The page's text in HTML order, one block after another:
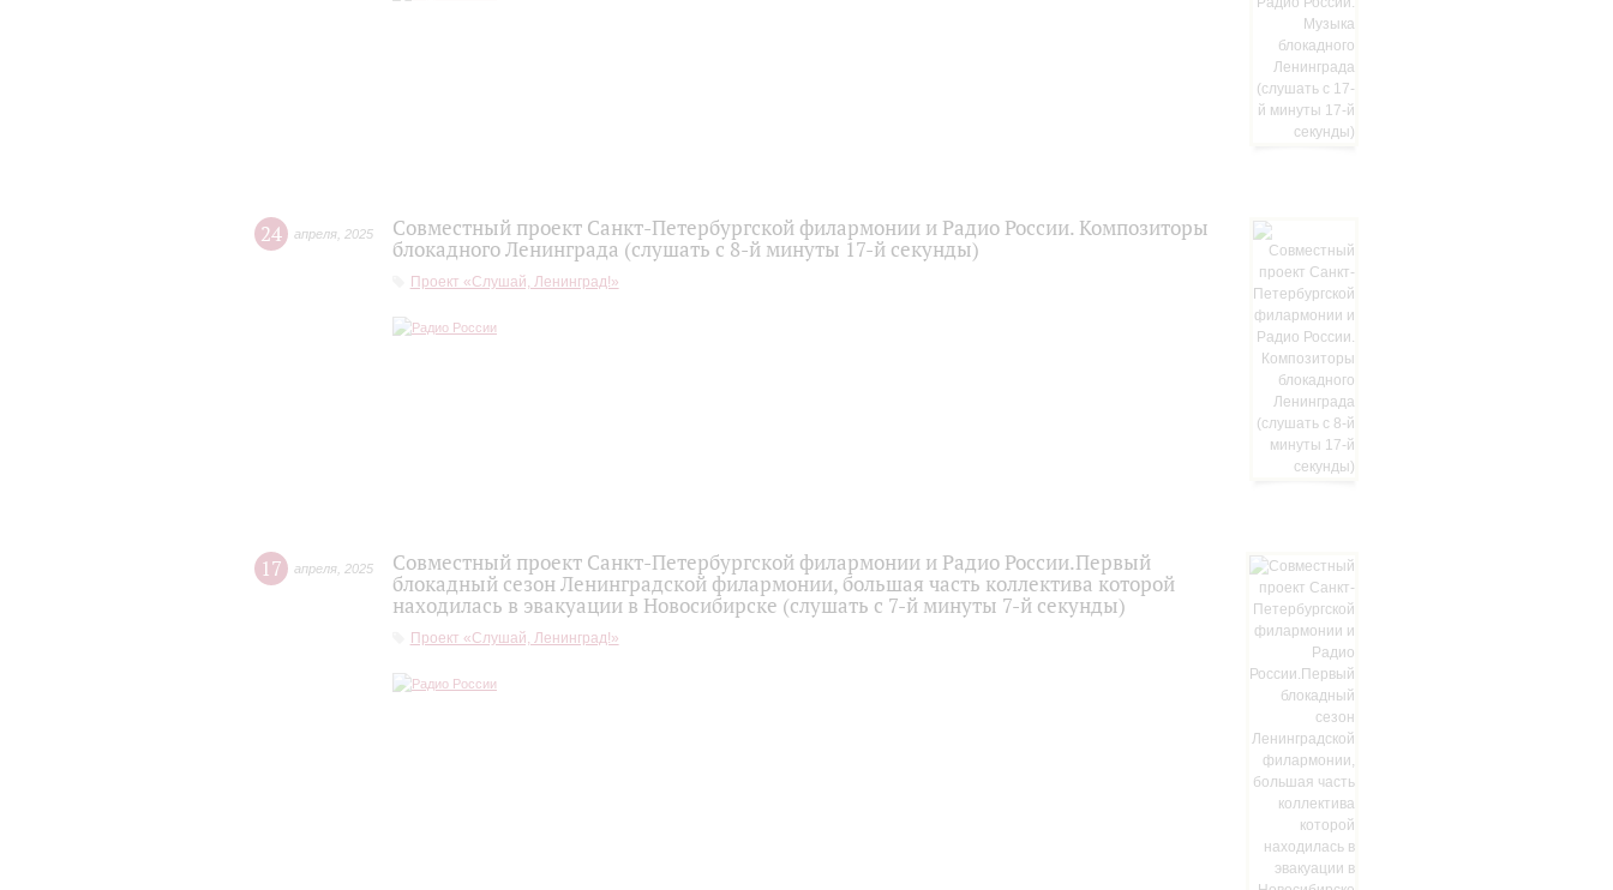
24 апреля 2025
Совместный проект Санкт-Петербургской филармонии и Радио России. Композиторы
блокадного Ленинграда (слушать с 8-й минуты 17-й секунды)
Проект «Слушай, Ленинград!»
17 апреля 2025
Совместный проект Санкт-Петербургской филармонии и Радио России.Первый
блокадный сезон Ленинградской филармонии, большая часть коллектива которой
находилась в эвакуации в Новосибирске (слушать с 7-й минуты 7-й секунды)
Проект «Слушай, Ленинград!»